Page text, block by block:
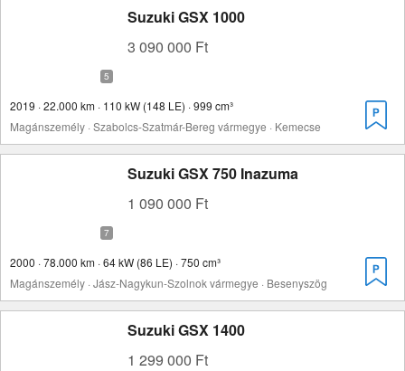
Suzuki GSX 1000
3 090 000 Ft
2019 · 22.000 km · 110 kW (148 LE) · 999 cm³
Magánszemély · Szabolcs-Szatmár-Bereg vármegye · Kemecse
Suzuki GSX 750 Inazuma
1 090 000 Ft
2000 · 78.000 km · 64 kW (86 LE) · 750 cm³
Magánszemély · Jász-Nagykun-Szolnok vármegye · Besenyszög
Suzuki GSX 1400
1 299 000 Ft